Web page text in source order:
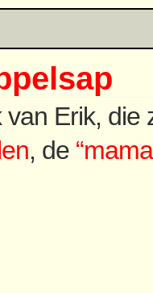
Erik, die
, de